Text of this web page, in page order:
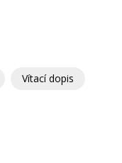
Vítací dopis